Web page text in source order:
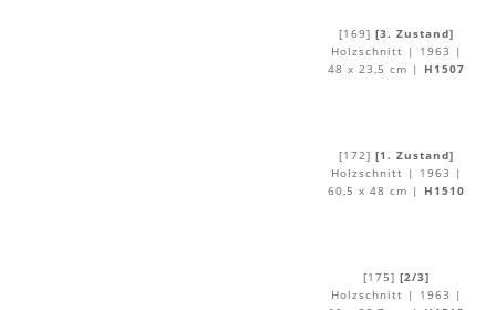
[169] [3. Zustand]
Holzschnitt | 1963 |
48 x 23,5 cm |
H1507
[172] [1. Zustand]
Holzschnitt | 1963 |
60,5 x 48 cm |
H1510
[175] [2/3]
Holzschnitt | 1963 |